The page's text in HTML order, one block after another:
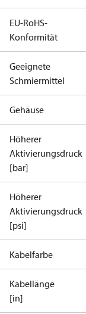
EU-RoHS-
Konformität
Geeignete
Schmiermittel
Gehäuse
Höherer
Aktivierungsdruck
[bar]
Höherer
Aktivierungsdruck
[psi]
Kabelfarbe
Kabellänge
[in]